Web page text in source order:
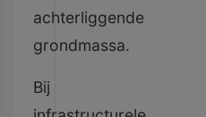
achterliggende
grondmassa.
Bij